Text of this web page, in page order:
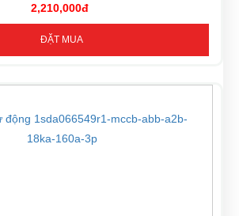
2,210,000đ
ĐẶT MUA